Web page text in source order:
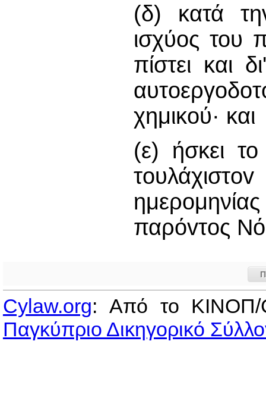
(δ) κατά
ισχύος του
πίστει και
χημικού· και
(ε) ήσκει
παρόvτoς
Cylaw.org: Από το
Παγκύπριο Δικηγορικό